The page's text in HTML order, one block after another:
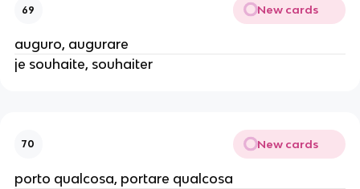
69 New cards
auguro, augurare
je souhaite, souhaiter
70 New cards
porto qualcosa, portare qualcosa